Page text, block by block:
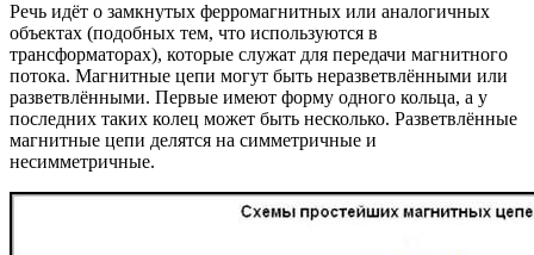
Речь идёт о замкнутых ферромагнитных или аналогичных
объектах (подобных тем, что используются в
трансформаторах), которые служат для передачи магнитного
потока. Магнитные цепи могут быть неразветвлёнными или
разветвлёнными. Первые имеют форму одного кольца, а у
последних таких колец может быть несколько. Разветвлённые
магнитные цепи делятся на симметричные и
несимметричные.